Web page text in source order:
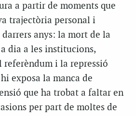
a partir de moments que
trajectòria personal i
anys: la mort de la
dia a les institucions,
referèndum i la repressió
exposa la manca de
que ha trobat a faltar en
per part de moltes de